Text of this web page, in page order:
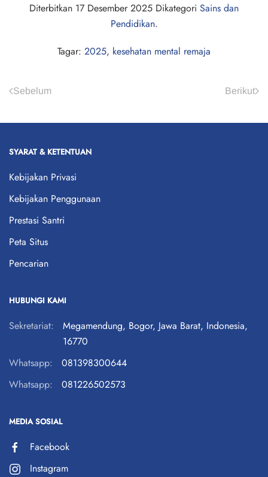
Diterbitkan 17 Desember 2025 Dikategori Sains dan
Pendidikan.
Tagar: 2025, kesehatan mental remaja
Sebelum Berikut
SYARAT & KETENTUAN
Kebijakan Privasi
Kebijakan Penggunaan
Prestasi Santri
Peta Situs
Pencarian
HUBUNGI KAMI
Sekretariat:
Megamendung, Bogor, Jawa Barat, Indonesia,
16770
Whatsapp:
081398300644
Whatsapp:
081226502573
MEDIA SOSIAL
Facebook
Instagram